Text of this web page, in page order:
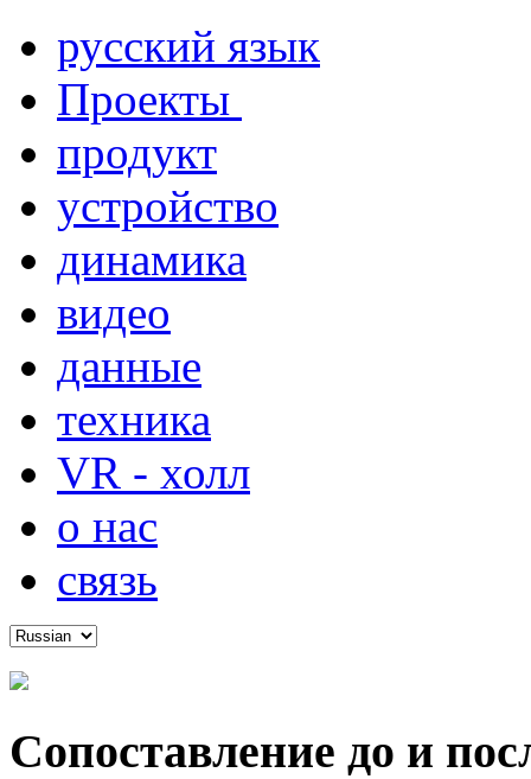
русский язык
Проекты
продукт
устройство
динамика
видео
данные
техника
VR - холл
о нас
связь
Сопоставление до и